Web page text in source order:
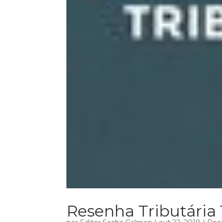
Resenha Tributária